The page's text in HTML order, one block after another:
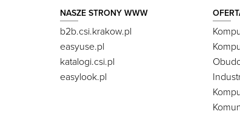
NASZE STRONY WWW
b2b.csi.krakow.pl
easyuse.pl
katalogi.csi.pl
easylook.pl